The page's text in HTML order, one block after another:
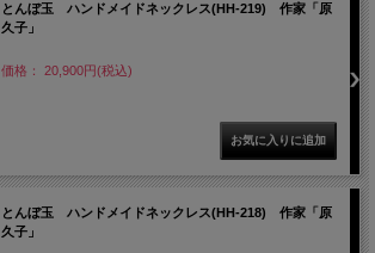
とんぼ玉 ハンドメイドネックレス(HH-219) 作家「原
久子」
価格： 20,900円(税込)
とんぼ玉 ハンドメイドネックレス(HH-218) 作家「原
久子」